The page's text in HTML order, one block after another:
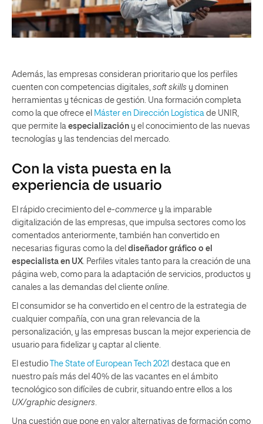
Además, las empresas consideran prioritario que los perfiles
cuenten con competencias digitales, soft skills y dominen
herramientas y técnicas de gestión. Una formación completa
como la que ofrece el Máster en Dirección Logística de UNIR,
que permite la especialización y el conocimiento de las nuevas
tecnologías y las tendencias del mercado.
Con la vista puesta en la
experiencia de usuario
El rápido crecimiento del e-commerce y la imparable
digitalización de las empresas, que impulsa sectores como los
comentados anteriormente, también han convertido en
necesarias figuras como la del diseñador gráfico o el
especialista en UX . Perfiles vitales tanto para la creación de una
página web, como para la adaptación de servicios, productos y
canales a las demandas del cliente online
El consumidor se ha convertido en el centro de la estrategia de
cualquier compañía, con una gran relevancia de la
personalización, y las empresas buscan la mejor experiencia de
usuario para fidelizar y captar al cliente.
El estudio The State of European Tech 2021 destaca que en
nuestro país más del 40% de las vacantes en el ámbito
tecnológico son difíciles de cubrir, situando entre ellos a los
UX/graphic designers
Una cuestión que pone en valor alternativas de formación como